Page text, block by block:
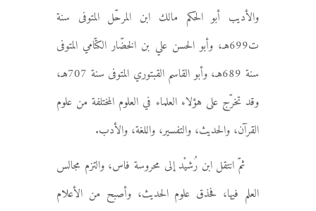
والأديب أبو الحكم مالك ابن المرحّل المتوفى سنة
ت699هـ، وأبو الحسن علي بن الخضّار الكتّامي المتوفى
سنة 689هـ، وأبو القاسم القبتوري المتوفى سنة 707هـ،
وقد تخرّج على هؤلاء العلماء في العلوم المختلفة من علوم
القرآن، والحديث، والتفسير، واللغة، والأدب.
ثمّ انتقل ابن رُشيْد إلى محروسة فاس، والتزم مجالس
العلم فيها، فحذق علوم الحديث، وأصبح من الأعلام